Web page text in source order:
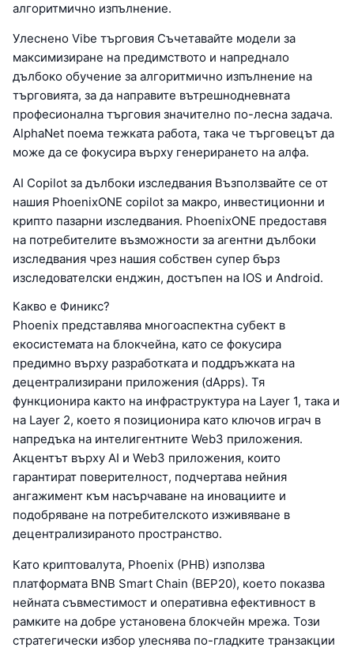
алгоритмично изпълнение.
Улеснено Vibe търговия Съчетавайте модели за
максимизиране на предимството и напреднало
дълбоко обучение за алгоритмично изпълнение на
търговията, за да направите вътрешнодневната
професионална търговия значително по-лесна задача.
AlphaNet поема тежката работа, така че търговецът да
може да се фокусира върху генерирането на алфа.
AI Copilot за дълбоки изследвания Възползвайте се от
нашия PhoenixONE copilot за макро, инвестиционни и
крипто пазарни изследвания. PhoenixONE предоставя
на потребителите възможности за агентни дълбоки
изследвания чрез нашия собствен супер бърз
изследователски енджин, достъпен на IOS и Android.
Какво е Финикс?
Phoenix представлява многоаспектна субект в
екосистемата на блокчейна, като се фокусира
предимно върху разработката и поддръжката на
децентрализирани приложения (dApps). Тя
функционира както на инфраструктура на Layer 1, така и
на Layer 2, което я позиционира като ключов играч в
напредъка на интелигентните Web3 приложения.
Акцентът върху AI и Web3 приложения, които
гарантират поверителност, подчертава нейния
ангажимент към насърчаване на иновациите и
подобряване на потребителското изживяване в
децентрализираното пространство.
Като криптовалута, Phoenix (PHB) използва
платформата BNB Smart Chain (BEP20), което показва
нейната съвместимост и оперативна ефективност в
рамките на добре установена блокчейн мрежа. Този
стратегически избор улеснява по-гладките транзакции